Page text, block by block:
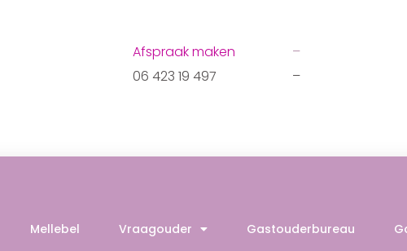
Afspraak maken
06 423 19 497
–
–
Mellebel Vraagouder Gastouderbureau